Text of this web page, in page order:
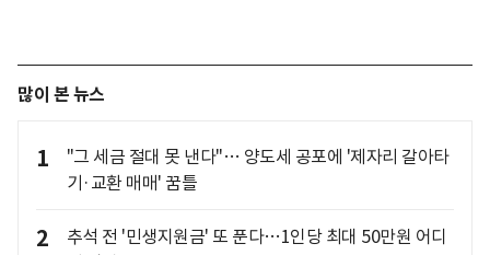
많이 본 뉴스
1
"그 세금 절대 못 낸다"… 양도세 공포에 '제자리 갈아타
기·교환 매매' 꿈틀
2
추석 전 '민생지원금' 또 푼다…1인당 최대 50만원 어디